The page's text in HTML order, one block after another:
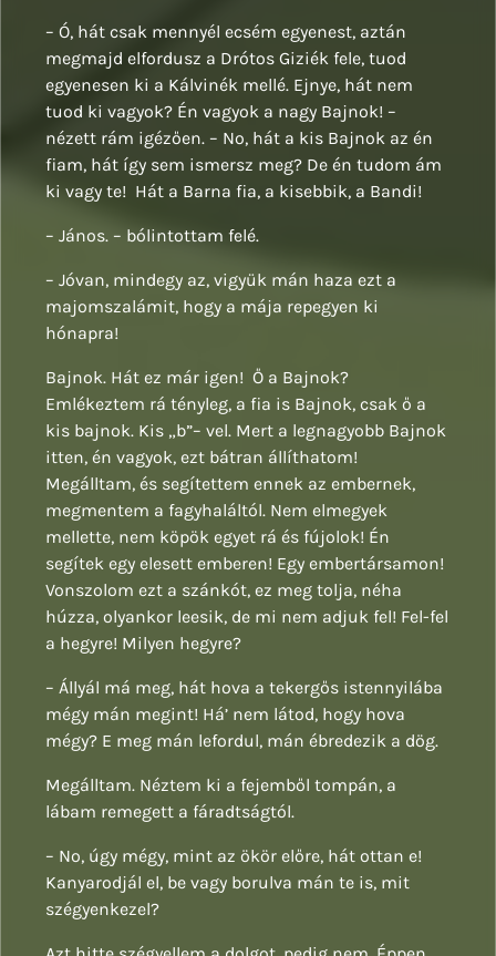
– Ó, hát csak mennyél ecsém egyenest, aztán
megmajd elfordusz a Drótos Giziék fele, tuod
egyenesen ki a Kálvinék mellé. Ejnye, hát nem
tuod ki vagyok? Én vagyok a nagy Bajnok! –
nézett rám igézően. – No, hát a kis Bajnok az én
fiam, hát így sem ismersz meg? De én tudom ám
ki vagy te! Hát a Barna fia, a kisebbik, a Bandi!
– János. – bólintottam felé.
– Jóvan, mindegy az, vigyük mán haza ezt a
majomszalámit, hogy a mája repegyen ki
hónapra!
Bajnok. Hát ez már igen! Ő a Bajnok?
Emlékeztem rá tényleg, a fia is Bajnok, csak ő a
kis bajnok. Kis „b”– vel. Mert a legnagyobb Bajnok
itten, én vagyok, ezt bátran állíthatom!
Megálltam, és segítettem ennek az embernek,
megmentem a fagyhaláltól. Nem elmegyek
mellette, nem köpök egyet rá és fújolok! Én
segítek egy elesett emberen! Egy embertársamon!
Vonszolom ezt a szánkót, ez meg tolja, néha
húzza, olyankor leesik, de mi nem adjuk fel! Fel-fel
a hegyre! Milyen hegyre?
– Állyál má meg, hát hova a tekergős istennyilába
mégy mán megint! Há’ nem látod, hogy hova
mégy? E meg mán lefordul, mán ébredezik a dög.
Megálltam. Néztem ki a fejemből tompán, a
lábam remegett a fáradtságtól.
– No, úgy mégy, mint az ökör előre, hát ottan e!
Kanyarodjál el, be vagy borulva mán te is, mit
szégyenkezel?